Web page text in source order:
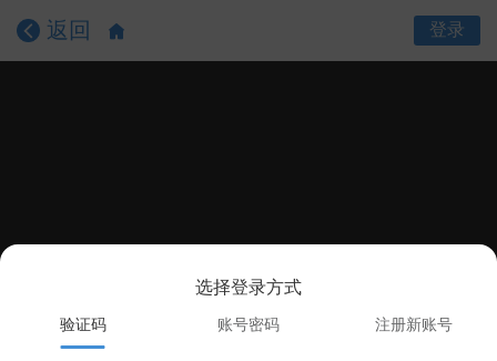
返回 登录
选择登录方式
验证码 账号密码 注册新账号